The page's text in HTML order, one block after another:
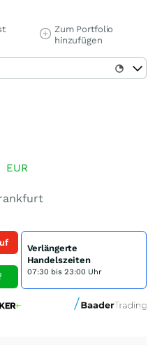
Zum Portfolio
hinzufügen
EUR
Verlängerte
Handelszeiten
07:30 bis 23:00 Uhr